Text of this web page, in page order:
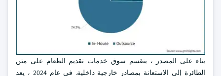
بناء على المصدر ، ينقسم سوق خدمات تقديم الطعام على متن
الطائرة إلى الاستعانة بمصادر خارجية داخلية. في عام 2024 ، يعد